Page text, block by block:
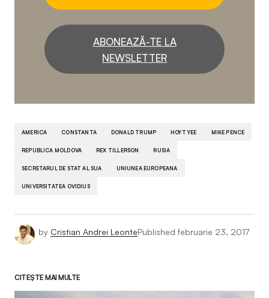
ABONEAZĂ-TE LA
NEWSLETTER
AMERICA CONSTANTA DONALD TRUMP HOYT YEE MIKE PENCE
REPUBLICA MOLDOVA REX TILLERSON RUSIA
SECRETARUL DE STAT AL SUA UNIUNEA EUROPEANA
UNIVERSITATEA OVIDIUS
by Cristian Andrei LeontePublished februarie 23, 2017
CITEȘTE MAI MULTE